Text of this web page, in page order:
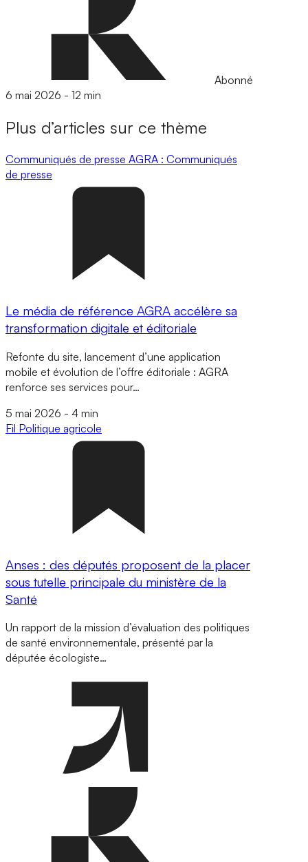
Abonné
6 mai 2026 - 12 min
Plus d’articles sur ce thème
Communiqués de presse AGRA : Communiqués
de presse
Le média de référence AGRA accélère sa
transformation digitale et éditoriale
Refonte du site, lancement d’une application
mobile et évolution de l’offre éditoriale : AGRA
renforce ses services pour…
5 mai 2026 - 4 min
Fil Politique agricole
Anses : des députés proposent de la placer
sous tutelle principale du ministère de la
Santé
Un rapport de la mission d’évaluation des politiques
de santé environnementale, présenté par la
députée écologiste…